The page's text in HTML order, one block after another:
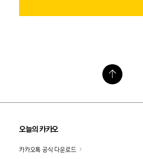
오늘의 카카오
카카오톡 공식 다운로드